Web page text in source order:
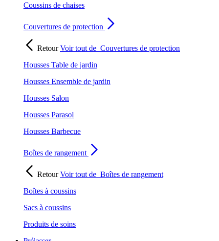
Coussins de chaises
Couvertures de protection
RetourVoir tout de Couvertures de protection
Housses Table de jardin
Housses Ensemble de jardin
Housses Salon
Housses Parasol
Housses Barbecue
Boîtes de rangement
RetourVoir tout de Boîtes de rangement
Boîtes à coussins
Sacs à coussins
Produits de soins